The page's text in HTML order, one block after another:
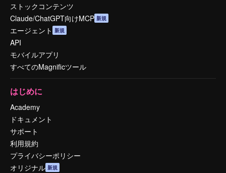
ストックコンテンツ
Claude/ChatGPT向けMCP 新規
エージェント 新規
API
モバイルアプリ
すべてのMagnificツール
はじめに
Academy
ドキュメント
サポート
利用規約
プライバシーポリシー
オリジナル 新規